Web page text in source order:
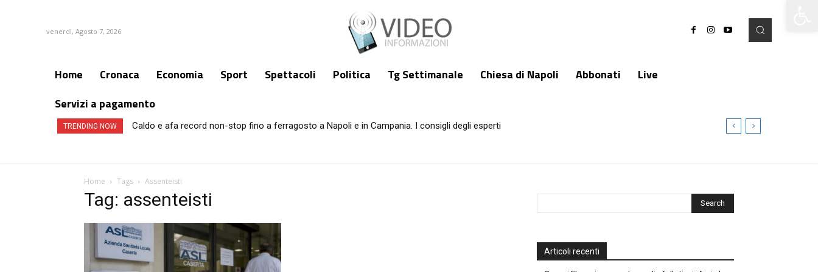
venerdì, Agosto 7, 2026
Home Cronaca Economia Sport Spettacoli Politica Tg Settimanale Chiesa di Napoli Abbonati
Live
Servizi a pagamento
TRENDING NOW Caldo e afa record non-stop fino a ferragosto a Napoli e in Campania. I consigli degli esperti
Home Tags Assenteisti
Tag: assenteisti
Articoli recenti